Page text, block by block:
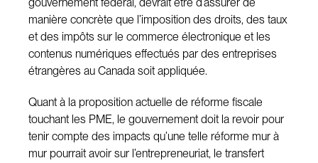
manière concrète que l’imposition des droits, des taux
et des impôts sur le commerce électronique et les
contenus numériques effectués par des entreprises
étrangères au Canada soit appliquée.
Quant à la proposition actuelle de réforme fiscale
touchant les PME, le gouvernement doit la revoir pour
tenir compte des impacts qu’une telle réforme mur à
mur pourrait avoir sur l’entrepreneuriat, le transfert